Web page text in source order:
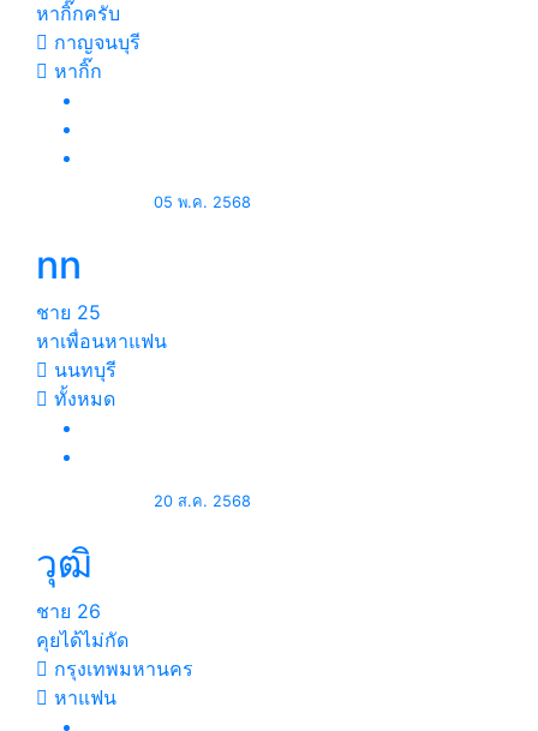
หากิ๊กครับ
กาญจนบุรี
หากิ๊ก
05 พ.ค. 2568
nn
ชาย 25
หาเพื่อนหาแฟน
นนทบุรี
ทั้งหมด
20 ส.ค. 2568
วุฒิ
ชาย 26
คุยได้ไม่กัด
กรุงเทพมหานคร
หาแฟน